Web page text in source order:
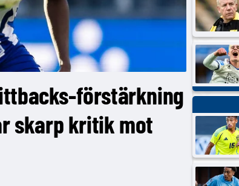
förstärkning
skarp kritik mot